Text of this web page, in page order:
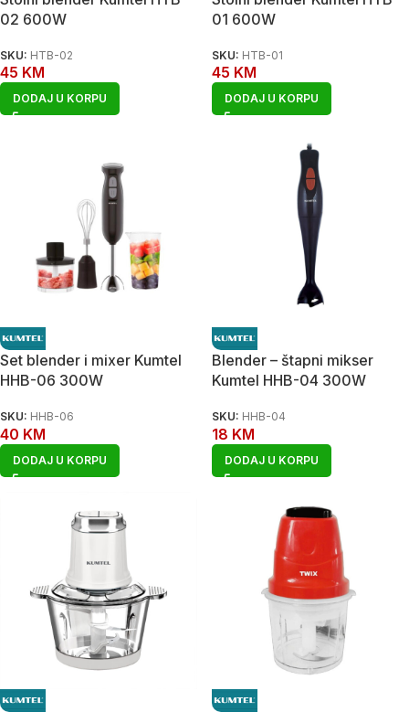
02 600W
SKU: HTB-02
45 KM
DODAJ U KORPU
01 600W
SKU: HTB-01
45 KM
DODAJ U KORPU
Set blender i mixer Kumtel
HHB-06 300W
SKU: HHB-06
40 KM
DODAJ U KORPU
Blender – štapni mikser
Kumtel HHB-04 300W
SKU: HHB-04
18 KM
DODAJ U KORPU